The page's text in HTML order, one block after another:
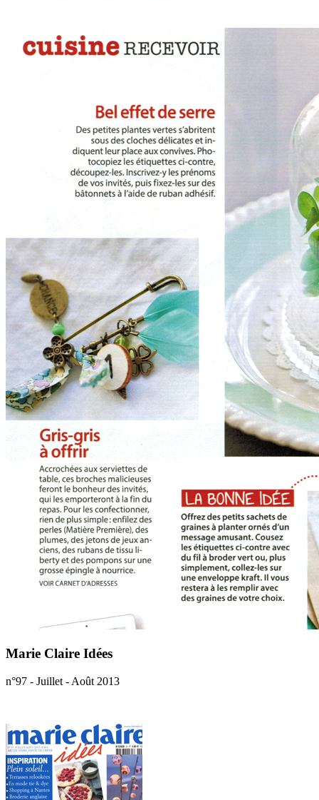
Marie Claire Idées
n°97 - Juillet - Août 2013